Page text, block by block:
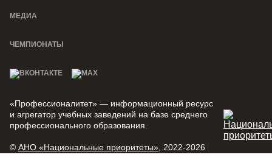
МЕДИА
ЧЕМПИОНАТЫ
«Профессионалитет» — информационный ресурс
и агрегатор учебных заведений на базе среднего
профессионального образования.
© АНО «Национальные приоритеты» , 2022-2026